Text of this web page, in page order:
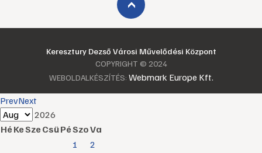
›
Keresztury Dezső Városi Művelődési Központ
COPYRIGHT © 2024
WEBOLDALKÉSZÍTÉS: Webmark Europe Kft.
PrevNext
2026
HéKeSzeCsüPéSzoVa
1
2